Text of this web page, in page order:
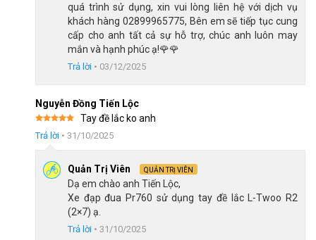
Ghi đông cong, tay đề lắc, dáng thể thao cuốn hút
Cấu hình này đặc biệt thích hợp cho người mới chơi xe đạp đua
hoặc người cần một mẫu xe dễ sử dụng, chi phí bảo dưỡng
quá trình sử dụng, xin vui lòng liên hệ với dịch vụ
khách hàng 02899965775, Bên em sẽ tiếp tục cung
cấp cho anh tất cả sự hỗ trợ, chúc anh luôn may
mắn và hạnh phúc ạ!🌹🌹
Trả lời • 03/12/2025
Nguyễn Đồng Tiến Lộc
Được xếp
hạng5 5
Tay đề lắc ko anh
Trả lời • 31/10/2025
Quản Trị Viên QUẢN TRỊ VIÊN
Dạ em chào anh Tiến Lộc,
Xe đạp đua Pr760 sử dụng tay đề lắc L-Twoo R2
(2×7) ạ.
Trả lời • 31/10/2025